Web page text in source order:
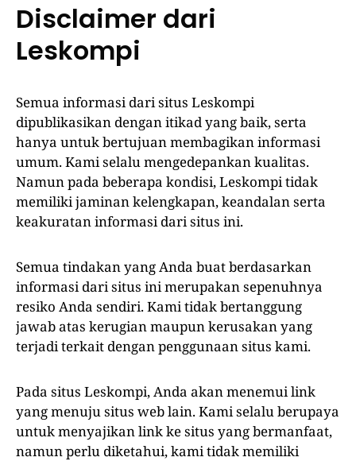
Disclaimer dari
Leskompi
Semua informasi dari situs Leskompi
dipublikasikan dengan itikad yang baik, serta
hanya untuk bertujuan membagikan informasi
umum. Kami selalu mengedepankan kualitas.
Namun pada beberapa kondisi, Leskompi tidak
memiliki jaminan kelengkapan, keandalan serta
keakuratan informasi dari situs ini.
Semua tindakan yang Anda buat berdasarkan
informasi dari situs ini merupakan sepenuhnya
resiko Anda sendiri. Kami tidak bertanggung
jawab atas kerugian maupun kerusakan yang
terjadi terkait dengan penggunaan situs kami.
Pada situs Leskompi, Anda akan menemui link
yang menuju situs web lain. Kami selalu berupaya
untuk menyajikan link ke situs yang bermanfaat,
namun perlu diketahui, kami tidak memiliki